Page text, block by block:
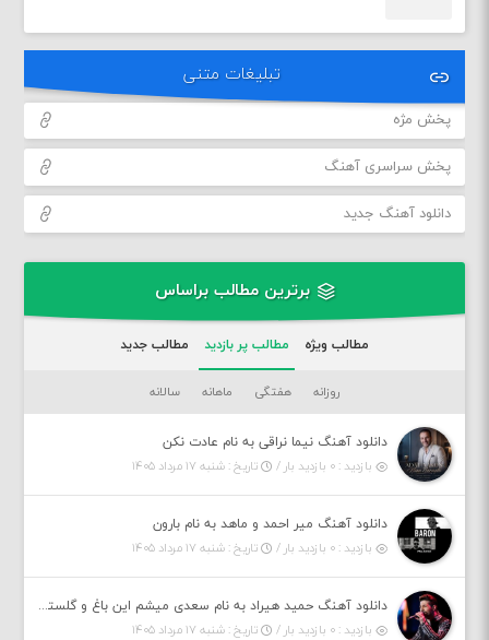
تبلیغات متنی
پخش مژه
پخش سراسری آهنگ
دانلود آهنگ جدید
برترین مطالب براساس
مطالب ویژه مطالب پر بازدید مطالب جدید
روزانه هفتگی ماهانه سالانه
دانلود آهنگ نیما نراقی به نام عادت نکن
بازدید : ۰ بازدید بار /
تاریخ : شنبه ۱۷ مرداد ۱۴۰۵
دانلود آهنگ میر احمد و ماهد به نام بارون
بازدید : ۰ بازدید بار /
تاریخ : شنبه ۱۷ مرداد ۱۴۰۵
دانلود آهنگ حمید هیراد به نام سعدی میشم این باغ و گلستون کنی واسم خیام زمانه ام به تو پرت حواسم
بازدید : ۰ بازدید بار /
تاریخ : شنبه ۱۷ مرداد ۱۴۰۵